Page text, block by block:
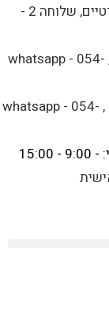
077-4490052 שלוחה 1 - לקוחות פרטיים, שלוחה 2 -
info@anakdeal.com - לקוחות עסקיים, whatsapp - 054-
anakdeal@gmail.com - לקוחות פרטיים , whatsapp - 054-